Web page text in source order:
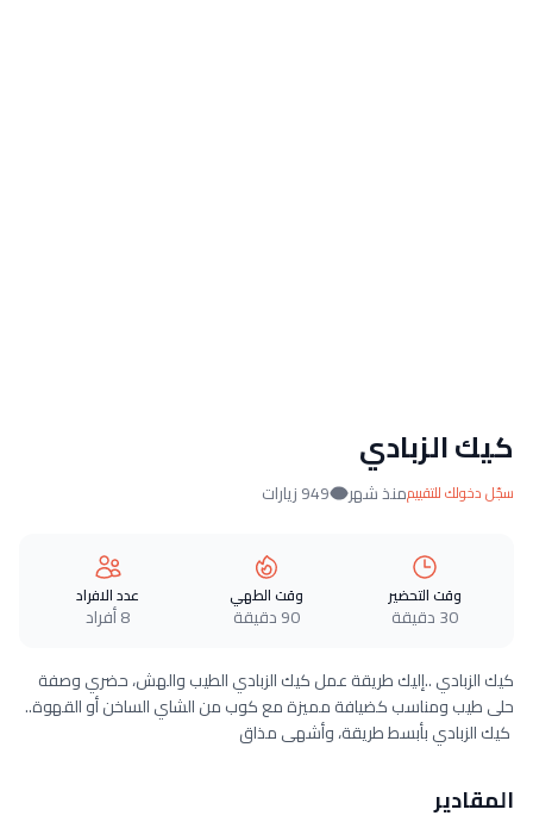
كيك الزبادي
سجّل دخولك للتقييممنذ شهر 949 زيارات
وقت التحضير
30 دقيقة
وقت الطهي
90 دقيقة
عدد الافراد
8 أفراد
كيك الزبادي ..إليك طريقة عمل كيك الزبادي الطيب والهش، حضري وصفة
حلى طيب ومناسب كضيافة مميزة مع كوب من الشاي الساخن أو القهوة..
كيك الزبادي بأبسط طريقة، وأشهى مذاق
المقادير